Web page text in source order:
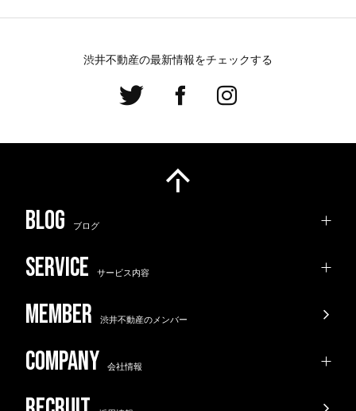
渋井不動産の最新情報をチェックする
ブログ
サービス内容
渋井不動産のメンバー
会社情報